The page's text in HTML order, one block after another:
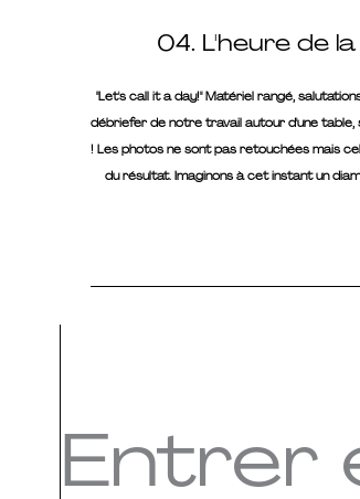
04. L'heure de
"Let's call it a day!" Matériel rangé,
débriefer de notre travail autour d'une table,
! Les photos ne sont pas retouchées mais
du résultat. Imaginons à cet instant un
Entrer